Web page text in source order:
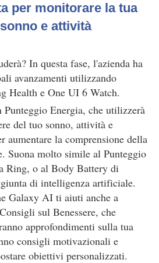
per monitorare la tua
e attività
In questa fase, l'azienda ha
avanzamenti utilizzando
Health e One UI 6 Watch.
Punteggio Energia, che utilizzerà
del tuo sonno, attività e
aumentare la comprensione della
Suona molto simile al Punteggio
Ring, o al Body Battery di
di intelligenza artificiale.
Galaxy AI ti aiuti anche a
sul Benessere, che
approfondimenti sulla tua
consigli motivazionali e
obiettivi personalizzati.